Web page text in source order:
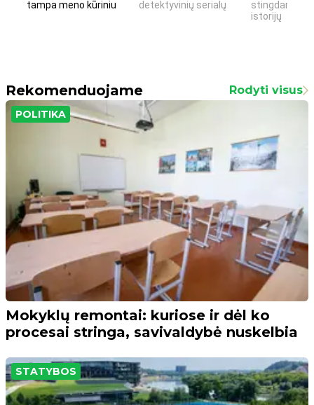
tampa meno kūriniu detektyvinių serialų
stingdančių
istorijų
Rekomenduojame Rodyti visus
POLITIKA
Mokyklų remontai: kuriose ir dėl ko
procesai stringa, savivaldybė nuskelbia
STATYBOS